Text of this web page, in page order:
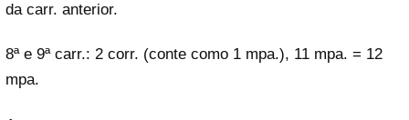
da carr. anterior.
8ª e 9ª carr.: 2 corr. (conte como 1 mpa.), 11 mpa. = 12
mpa.